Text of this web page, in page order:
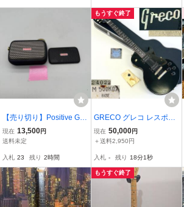
【売り切り】Positive Gri
d Spark GO ギターアンプ
本体 K
現在 13,500円
送料未定
入札 23 残り 2時間
もうすぐ終了
GRECO グレコ レスポー
ルタイプ ブラック 日本製
Fujigen フジゲン 星ペグ
ヴィンテージ エレキギタ
ー【整備品】
現在 50,000円
＋送料2,950円
入札 - 残り 18分
もうすぐ終了